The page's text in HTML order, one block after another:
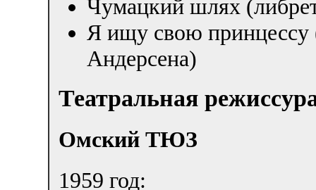
Чумацкий шлях
Я ищу свою принцессу
Андерсена)
Театральная
Омский ТЮЗ
1959 год: